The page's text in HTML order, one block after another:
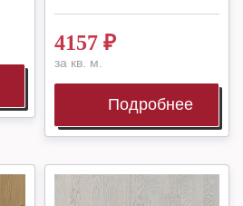
4157 ₽
за кв. м.
Подробнее